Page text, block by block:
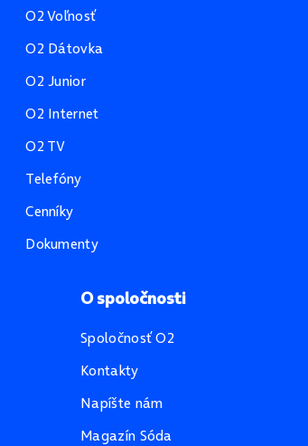
O2 Voľnosť
O2 Dátovka
O2 Junior
O2 Internet
O2 TV
Telefóny
Cenníky
Dokumenty
O spoločnosti
Spoločnosť O2
Kontakty
Napíšte nám
Magazín Sóda